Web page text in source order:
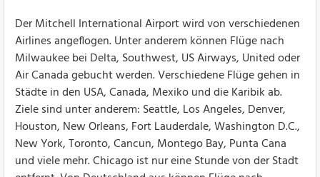
Der Mitchell International Airport wird von verschiedenen
Airlines angeflogen. Unter anderem können Flüge nach
Milwaukee bei Delta, Southwest, US Airways, United oder
Air Canada gebucht werden. Verschiedene Flüge gehen in
Städte in den USA, Canada, Mexiko und die Karibik ab.
Ziele sind unter anderem: Seattle, Los Angeles, Denver,
Houston, New Orleans, Fort Lauderdale, Washington D.C.,
New York, Toronto, Cancun, Montego Bay, Punta Cana
und viele mehr. Chicago ist nur eine Stunde von der Stadt